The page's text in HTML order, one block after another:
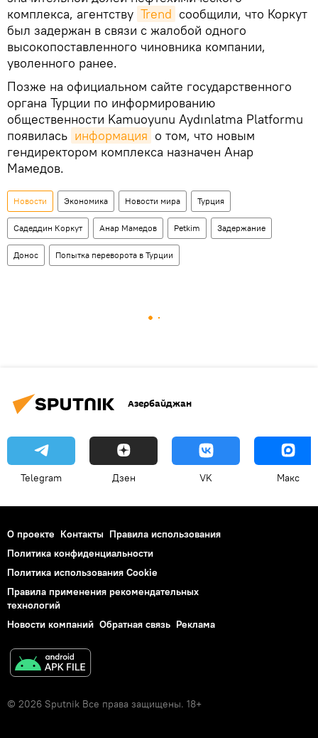
комплекса, агентству Trend сообщили, что Коркут
был задержан в связи с жалобой одного
высокопоставленного чиновника компании,
уволенного ранее.
Позже на официальном сайте государственного
органа Турции по информированию
общественности Kamuoyunu Aydınlatma Platformu
появилась информация о том, что новым
гендиректором комплекса назначен Анар
Мамедов.
Новости Экономика Новости мира Турция
Садеддин Коркут Анар Мамедов Petkim Задержание
Донос Попытка переворота в Турции
Азербайджан
Telegram Дзен VK Макс
О проекте Контакты Правила использования
Политика конфиденциальности
Политика использования Cookie
Правила применения рекомендательных
технологий
Новости компаний Обратная связь Реклама
© 2026 Sputnik Все права защищены. 18+